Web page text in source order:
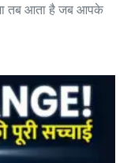
तब आता है जब आपके